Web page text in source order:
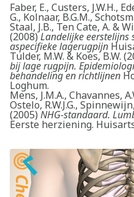
Faber, E., Custers, J.W.H.,
G., Kolnaar, B.G.M.,
Staal, J.B., Ten Cate, A. &
(2008)Landelijke
aspecifieke lagerugpijn
Tulder, M.W. & Koes, B.W.
bij lage rugpijn.
behandeling en richtlijnen
Loghum.
Mens, J.M.A., Chavannes,
Ostelo, R.W.J.G.,
(2005) NHG-standaard.
Eerste herziening.